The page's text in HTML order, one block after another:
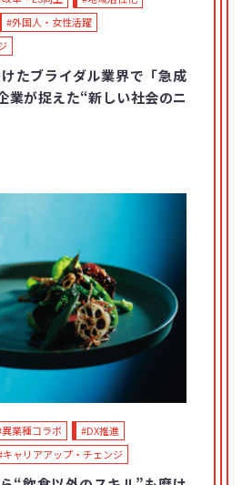
#外国人・女性活躍
たブライダル業界で「急成
業が捉えた“新しい社会のニ
業種コラボ
#DX推進
キャリアアップ・チェンジ